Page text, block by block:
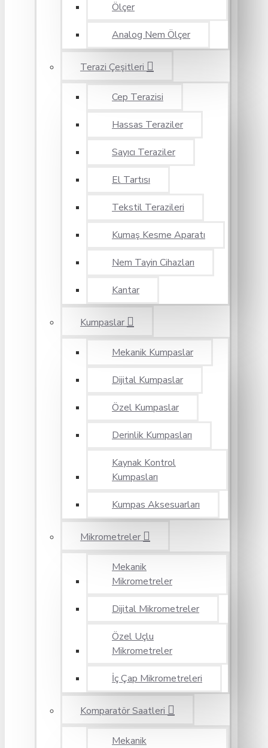
Ölçer
Analog Nem Ölçer
Terazi Çeşitleri
Cep Terazisi
Hassas Teraziler
Sayıcı Teraziler
El Tartısı
Tekstil Terazileri
Kumaş Kesme Aparatı
Nem Tayin Cihazları
Kantar
Kumpaslar
Mekanik Kumpaslar
Dijital Kumpaslar
Özel Kumpaslar
Derinlik Kumpasları
Kaynak Kontrol
Kumpasları
Kumpas Aksesuarları
Mikrometreler
Mekanik
Mikrometreler
Dijital Mikrometreler
Özel Uçlu
Mikrometreler
İç Çap Mikrometreleri
Komparatör Saatleri
Mekanik